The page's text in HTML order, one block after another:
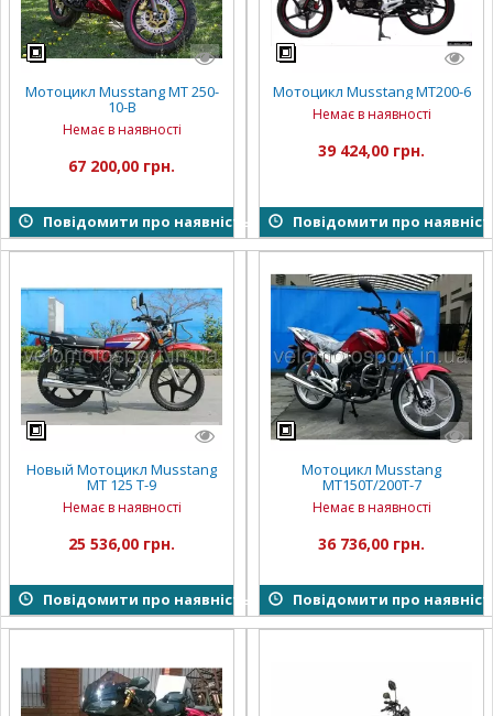
Мотоцикл Musstang MT 250-
10-В
Немає в наявності
67 200,00 грн.
Повідомити про наявність
Мотоцикл Musstang MT200-6
Немає в наявності
39 424,00 грн.
Повідомити про
Новый Мотоцикл Musstang
MT 125 T-9
Немає в наявності
25 536,00 грн.
Повідомити про наявність
Мотоцикл Musstang
MT150T/200T-7
Немає в наявності
36 736,00 грн.
Повідомити про